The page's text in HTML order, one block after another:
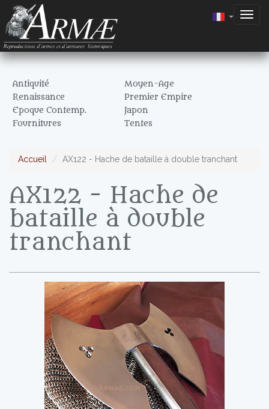
Antiquité
Moyen-Age
Renaissance
Premier Empire
Epoque Contemp.
Japon
Fournitures
Tentes
Accueil AX122 - Hache de bataille à double tranchant
AX122 - Hache de
bataille à double
tranchant